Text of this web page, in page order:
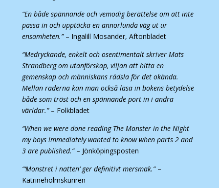
“En både spännande och vemodig berättelse om att inte
passa in och upptäcka en annorlunda väg ut ur
ensamheten.”– Ingalill Mosander, Aftonbladet
“Medryckande, enkelt och osentimentalt skriver Mats
Strandberg om utanförskap, viljan att hitta en
gemenskap och människans rädsla för det okända.
Mellan raderna kan man också läsa in bokens betydelse
både som tröst och en spännande port in i andra
världar.”– Folkbladet
“When we were done reading The Monster in the Night
my boys immediately wanted to know when parts 2 and
3 are published.”– Jönköpingsposten
“‘Monstret i natten’ ger definitivt mersmak.”–
Katrineholmskuriren